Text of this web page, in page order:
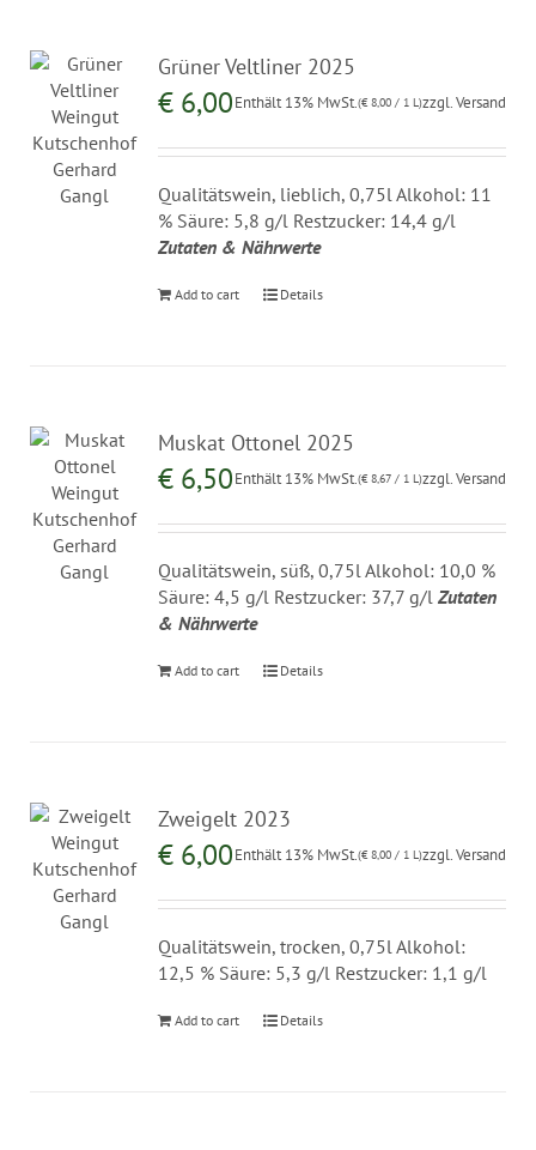
Grüner Veltliner 2025
€ 6,00Enthält 13% MwSt.(€8,00/ 1 L)zzgl.Versand
Qualitätswein, lieblich, 0,75l Alkohol: 11
% Säure: 5,8 g/l Restzucker: 14,4 g/l
Zutaten & Nährwerte
Add to cart Details
Muskat Ottonel 2025
€ 6,50Enthält 13% MwSt.(€8,67/ 1 L)zzgl.Versand
Qualitätswein, süß, 0,75l Alkohol: 10,0 %
Säure: 4,5 g/l Restzucker: 37,7 g/lZutaten
& Nährwerte
Add to cart Details
Zweigelt 2023
€ 6,00Enthält 13% MwSt.(€8,00/ 1 L)zzgl.Versand
Qualitätswein, trocken, 0,75l Alkohol:
12,5 % Säure: 5,3 g/l Restzucker: 1,1 g/l
Add to cart Details